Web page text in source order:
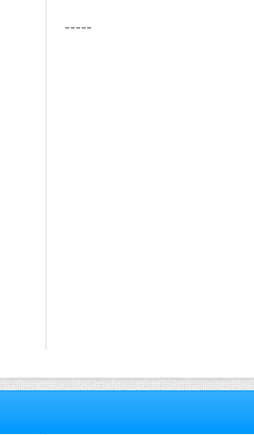
-----